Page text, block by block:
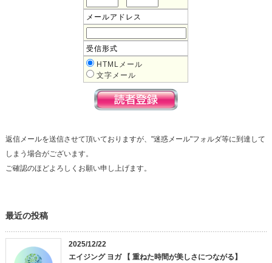
メールアドレス
受信形式
HTMLメール
文字メール
返信メールを送信させて頂いておりますが、"迷惑メール"フォルダ等に到達して
しまう場合がございます。
ご確認のほどよろしくお願い申し上げます。
最近の投稿
2025/12/22
エイジング ヨガ 【 重ねた時間が美しさにつながる】